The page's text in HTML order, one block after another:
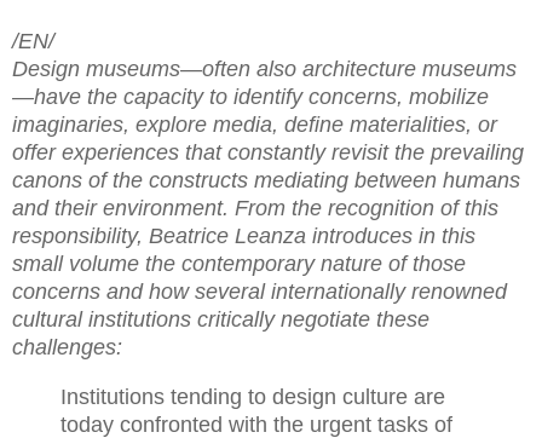
/EN/
Design museums—often also architecture museums
—have the capacity to identify concerns, mobilize
imaginaries, explore media, define materialities, or
offer experiences that constantly revisit the prevailing
canons of the constructs mediating between humans
and their environment. From the recognition of this
responsibility, Beatrice Leanza introduces in this
small volume the contemporary nature of those
concerns and how several internationally renowned
cultural institutions critically negotiate these
challenges:
Institutions tending to design culture are
today confronted with the urgent tasks of